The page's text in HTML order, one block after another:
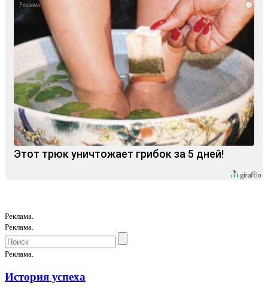
i
Этот трюк уничтожает грибок за 5 дней!
Реклама.
Реклама.
Реклама.
История успеха